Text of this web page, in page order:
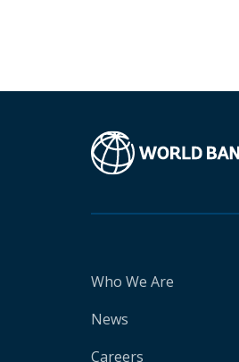
Who We Are
News
Careers